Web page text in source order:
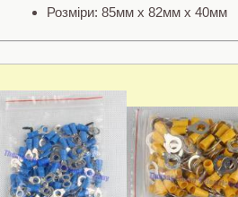
Розміри: 85мм x 82мм x 40мм